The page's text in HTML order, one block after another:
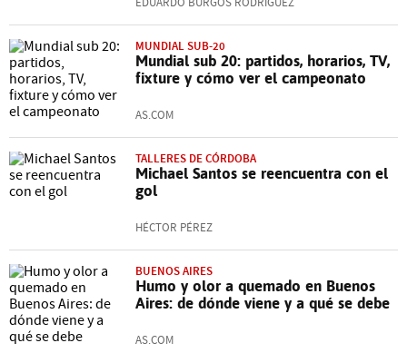
MUNDIAL SUB-20
Mundial sub 20: partidos, horarios, TV,
fixture y cómo ver el campeonato
AS.COM
TALLERES DE CÓRDOBA
Michael Santos se reencuentra con el
gol
HÉCTOR PÉREZ
BUENOS AIRES
Humo y olor a quemado en Buenos
Aires: de dónde viene y a qué se debe
AS.COM